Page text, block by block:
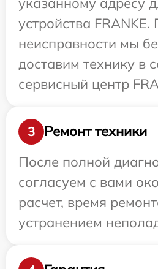
устройства
неисправности мы
доставим технику в
сервисный центр
3
Ремонт техники
После полной
согласуем с вами
расчет, время
устранением